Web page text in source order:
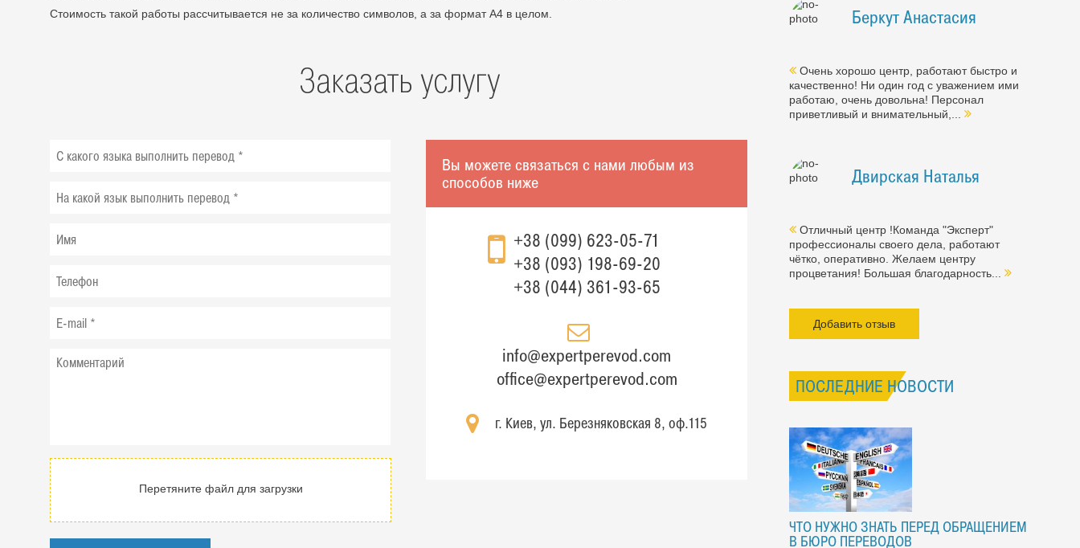
Стоимость такой работы рассчитывается не за количество символов, а за формат А4 в целом.
Заказать услугу
Перетяните файл для загрузки
Вы можете связаться с нами любым из
способов ниже
+38 (099) 623-05-71
+38 (093) 198-69-20
+38 (044) 361-93-65
info@expertperevod.com
office@expertperevod.com
г. Киев, ул. Березняковская 8, оф.115
Беркут Анастасия
Очень хорошо центр, работают быстро и
качественно! Ни один год с уважением ими
работаю, очень довольна! Персонал
приветливый и внимательный,...
Двирская Наталья
Отличный центр !Команда "Эксперт"
профессионалы своего дела, работают
чётко, оперативно. Желаем центру
процветания! Большая благодарность...
Добавить отзыв
ПОСЛЕДНИЕ НОВОСТИ
ЧТО НУЖНО ЗНАТЬ ПЕРЕД ОБРАЩЕНИЕМ
В БЮРО ПЕРЕВОДОВ